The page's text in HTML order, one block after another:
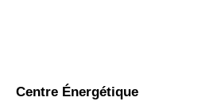
Centre Énergétique